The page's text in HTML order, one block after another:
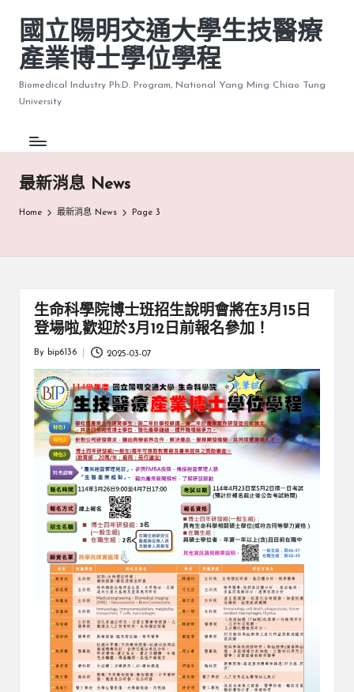
國立陽明交通大學生技醫療
產業博士學位學程
Biomedical Industry Ph.D. Program, National Yang Ming Chiao Tung
University
最新消息 News
Home 最新消息 News Page 3
生命科學院博士班招生說明會將在3月15日
登場啦,歡迎於3月12日前報名參加！
Posted
by
By bip6136 2025-03-07